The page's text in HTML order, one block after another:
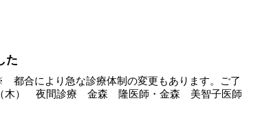
た
合により急な診療体制の変更もあります。ご了
木） 夜間診療 金森 隆医師・金森 美智子医師